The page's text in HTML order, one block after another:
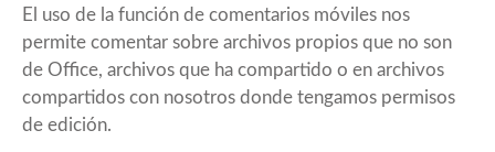
El uso de la función de comentarios móviles nos
permite comentar sobre archivos propios que no son
de Office, archivos que ha compartido o en archivos
compartidos con nosotros donde tengamos permisos
de edición.